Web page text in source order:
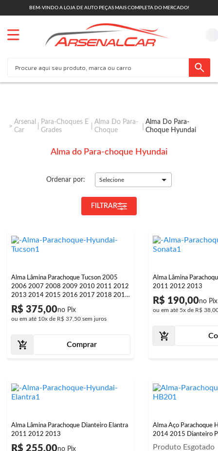
BEM-VINDO A LOJA DE AUTO PEÇAS MAIS COMPLETA DO MERCADO!
Arsenal
Car
Para-Choques E
Grades
Alma Do Para-
Choque
Alma Do Para-
Choque Hyundai
Alma do Para-choque Hyundai
Ordenar por: Selecione
FILTRAR
Alma Lâmina Parachoque Tucson 2005
2006 2007 2008 2009 2010 2011 2012
2013 2014 2015 2016 2017 2018 2019
Traseiro
R$ 375,00
ou em até 10x de R$ 37,50 sem juros
Comprar
Alma Lâmina
2011 2012 2013
R$ 190,00
ou em até 5x de R$
Alma Lâmina Parachoque Dianteiro Elantra
2011 2012 2013
R$ 255,00
Alma Aço Parachoque
2014 2015 Dianteiro
Produto Esgotado